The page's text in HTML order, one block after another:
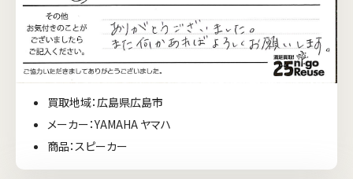
買取地域：広島県広島市
メーカー：YAMAHA ヤマハ
商品：スピーカー